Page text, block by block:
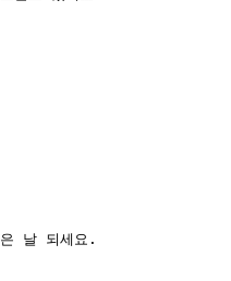
날 되세요.